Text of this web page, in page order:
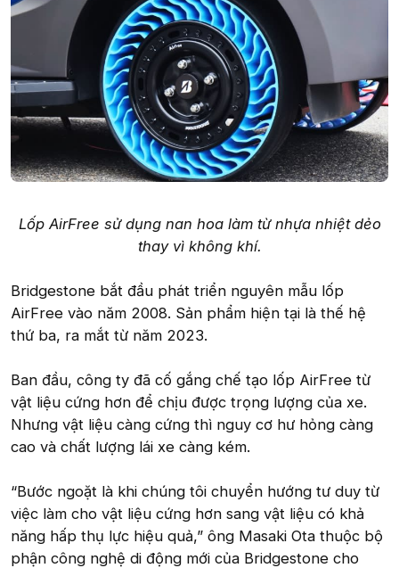
Lốp AirFree sử dụng nan hoa làm từ nhựa nhiệt dẻo
thay vì không khí.
Bridgestone bắt đầu phát triển nguyên mẫu lốp
AirFree vào năm 2008. Sản phẩm hiện tại là thế hệ
thứ ba, ra mắt từ năm 2023.
Ban đầu, công ty đã cố gắng chế tạo lốp AirFree từ
vật liệu cứng hơn để chịu được trọng lượng của xe.
Nhưng vật liệu càng cứng thì nguy cơ hư hỏng càng
cao và chất lượng lái xe càng kém.
“Bước ngoặt là khi chúng tôi chuyển hướng tư duy từ
việc làm cho vật liệu cứng hơn sang vật liệu có khả
năng hấp thụ lực hiệu quả,” ông Masaki Ota thuộc bộ
phận công nghệ di động mới của Bridgestone cho